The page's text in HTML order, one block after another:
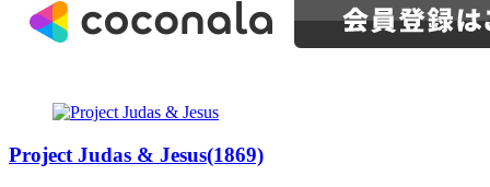
Project Judas & Jesus(1869)